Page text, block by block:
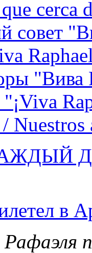
cerca
совет
"Вива
Nuestros
в
Рафаэля